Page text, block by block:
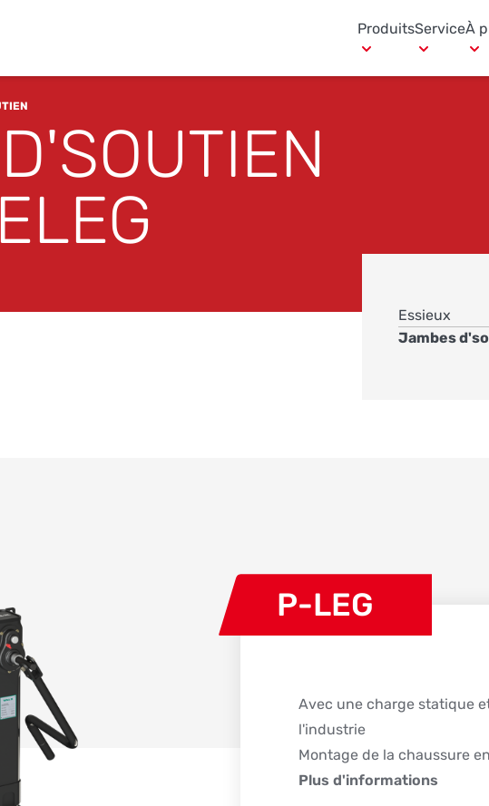
ProduitsServiceÀ
Essieux
Jambes
P-LEG
Avec une charge statique
l'industrie
Montage de la chaussure
Plus d'informations